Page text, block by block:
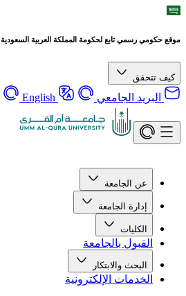
موقع حكومي رسمي تابع لحكومة المملكة العربية السعودية
كيف تتحقق
البريد الجامعي English
عن الجامعة
إدارة الجامعة
الكليات
القبول بالجامعة
البحث والابتكار
الخدمات الإلكترونية